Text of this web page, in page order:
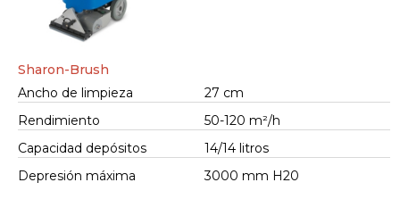
Sharon-Brush
Ancho de limpieza
27 cm
Rendimiento
50-120 m²/h
Capacidad depósitos
14/14 litros
Depresión máxima
3000 mm H20